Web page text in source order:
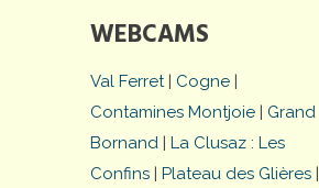
WEBCAMS
Val Ferret| Cogne |
Contamines Montjoie | Grand
Bornand | La Clusaz : Les
Confins | Plateau des Glières |